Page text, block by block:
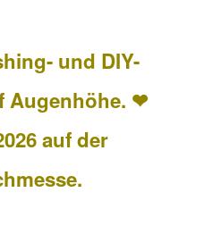
und DIY-
Augenhöhe. ❤
auf der